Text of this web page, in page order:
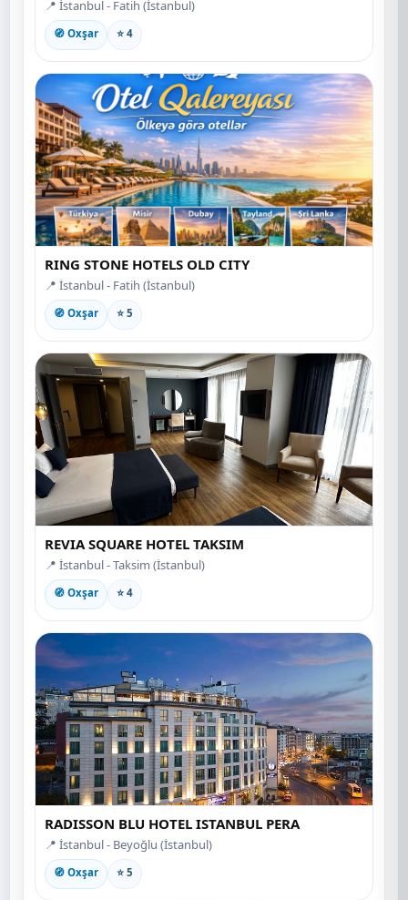
📍 İstanbul - Fatih (İstanbul)
🧭 Oxşar ⭐ 4
RING STONE HOTELS OLD CITY
📍 İstanbul - Fatih (İstanbul)
🧭 Oxşar ⭐ 5
REVIA SQUARE HOTEL TAKSIM
📍 İstanbul - Taksim (İstanbul)
🧭 Oxşar ⭐ 4
RADISSON BLU HOTEL ISTANBUL PERA
📍 İstanbul - Beyoğlu (İstanbul)
🧭 Oxşar ⭐ 5